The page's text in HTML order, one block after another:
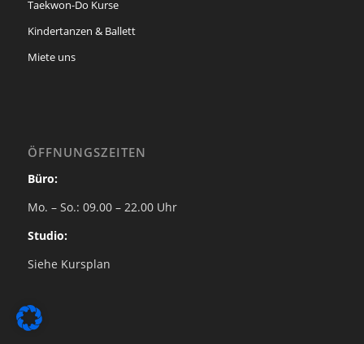
Taekwon-Do Kurse
Kindertanzen & Ballett
Miete uns
ÖFFNUNGSZEITEN
Büro:
Mo. – So.: 09.00 – 22.00 Uhr
Studio:
Siehe Kursplan